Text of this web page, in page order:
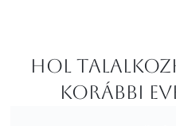
Hol
korábbi